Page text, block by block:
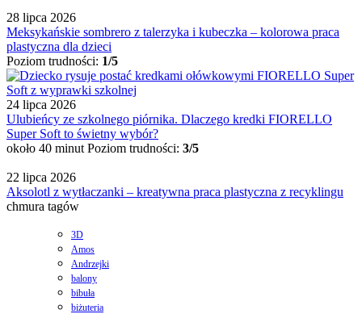
28 lipca 2026
Meksykańskie sombrero z talerzyka i kubeczka – kolorowa praca
plastyczna dla dzieci
Poziom trudności: 1/5
24 lipca 2026
Ulubieńcy ze szkolnego piórnika. Dlaczego kredki FIORELLO
Super Soft to świetny wybór?
około 40 minut Poziom trudności: 3/5
22 lipca 2026
Aksolotl z wytłaczanki – kreatywna praca plastyczna z recyklingu
chmura tagów
3D
Amos
Andrzejki
balony
bibuła
biżuteria